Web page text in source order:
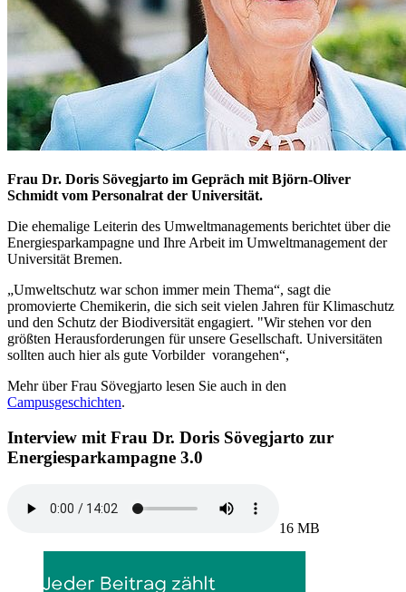
Frau Dr. Doris Sövegjarto im Gepräch mit Björn-Oliver
Schmidt vom Personalrat der Universität.
Die ehemalige Leiterin des Umweltmanagements berichtet über die
Energiesparkampagne und Ihre Arbeit im Umweltmanagement der
Universität Bremen.
„Umweltschutz war schon immer mein Thema“, sagt die
promovierte Chemikerin, die sich seit vielen Jahren für Klimaschutz
und den Schutz der Biodiversität engagiert. "Wir stehen vor den
größten Herausforderungen für unsere Gesellschaft. Universitäten
sollten auch hier als gute Vorbilder vorangehen“,
Mehr über Frau Sövegjarto lesen Sie auch in den
Campusgeschichten.
Interview mit Frau Dr. Doris Sövegjarto zur
Energiesparkampagne 3.0
16 MB